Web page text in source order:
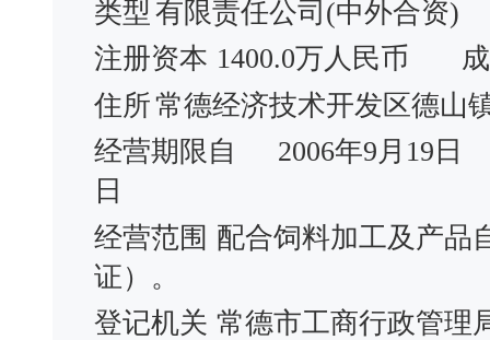
类型 有限责任公司(中外合资)
注册资本 1400.0万人民币
住所常德经济技术开发区德山
经营期限自
2006年9月19日
日
经营范围 配合饲料加工及产品
证）。
登记机关 常德市工商行政管理